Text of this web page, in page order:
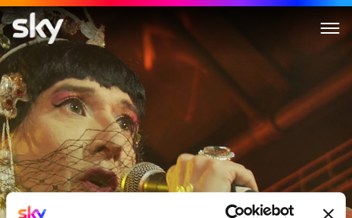
Greta Gratos